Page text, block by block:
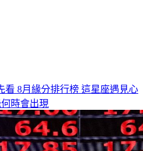
看 8月緣分排行榜 這星座遇見心
時會出現